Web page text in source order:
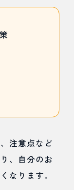
注意点など
、自分のお
なります。